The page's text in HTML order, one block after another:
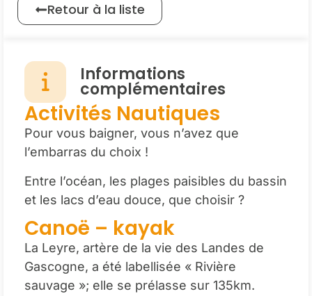
Retour à la liste
Informations
complémentaires
Activités Nautiques
Pour vous baigner, vous n’avez que
l’embarras du choix !
Entre l’océan, les plages paisibles du bassin
et les lacs d’eau douce, que choisir ?
Canoë – kayak
La Leyre, artère de la vie des Landes de
Gascogne, a été labellisée « Rivière
sauvage »; elle se prélasse sur 135km.